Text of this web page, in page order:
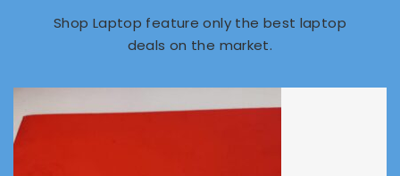
Shop Laptop feature only the best laptop
deals on the market.